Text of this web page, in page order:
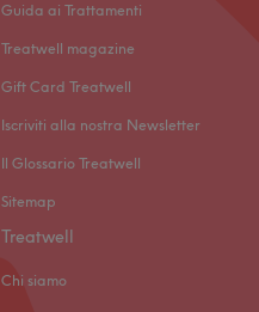
Guida ai Trattamenti
Treatwell magazine
Gift Card Treatwell
Iscriviti alla nostra Newsletter
Il Glossario Treatwell
Sitemap
Treatwell
Chi siamo